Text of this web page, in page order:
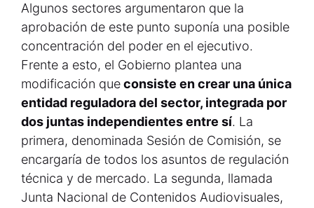
Algunos sectores argumentaron que la
aprobación de este punto suponía una posible
concentración del poder en el ejecutivo.
Frente a esto, el Gobierno plantea una
modificación queconsiste en crear una única
entidad reguladora del sector, integrada por
dos juntas independientes entre sí. La
primera, denominada Sesión de Comisión, se
encargaría de todos los asuntos de regulación
técnica y de mercado. La segunda, llamada
Junta Nacional de Contenidos Audiovisuales,